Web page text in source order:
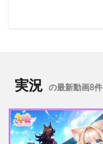
実況 の最新動画8件